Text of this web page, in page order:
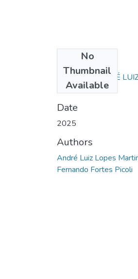
No
Thumbnail
Available
ARTIGO - ANDRÉ
(569.45 KB)
Date
2025
Authors
André Luiz Lopes
Fernando Fortes Picoli